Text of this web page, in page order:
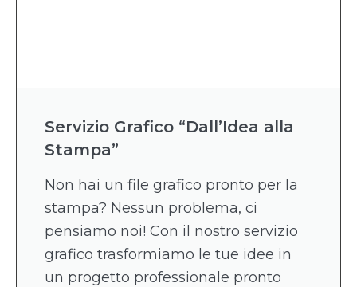
Servizio Grafico “Dall’Idea alla
Stampa”
Non hai un file grafico pronto per la
stampa? Nessun problema, ci
pensiamo noi! Con il nostro servizio
grafico trasformiamo le tue idee in
un progetto professionale pronto